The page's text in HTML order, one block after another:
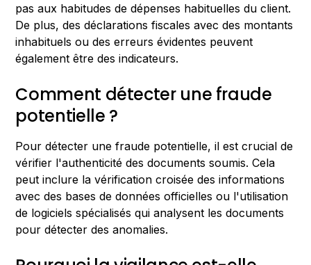
pas aux habitudes de dépenses habituelles du client.
De plus, des déclarations fiscales avec des montants
inhabituels ou des erreurs évidentes peuvent
également être des indicateurs.
Comment détecter une fraude
potentielle ?
Pour détecter une fraude potentielle, il est crucial de
vérifier l'authenticité des documents soumis. Cela
peut inclure la vérification croisée des informations
avec des bases de données officielles ou l'utilisation
de logiciels spécialisés qui analysent les documents
pour détecter des anomalies.